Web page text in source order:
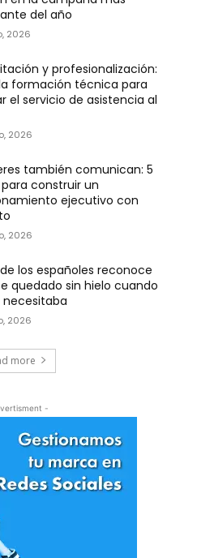
del año
2026
y profesionalización:
formación técnica para
el servicio de asistencia al
2026
también comunican: 5
construir un
ejecutivo con
2026
de los españoles reconoce
quedado sin hielo cuando
necesitaba
2026
more
-